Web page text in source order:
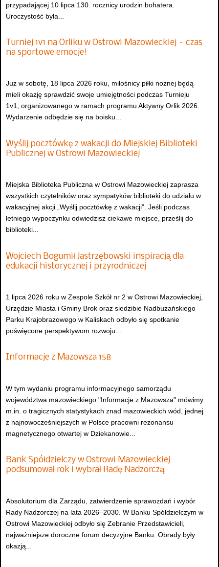
przypadającej 10 lipca 130. rocznicy urodzin bohatera.
Uroczystość była...
Turniej 1v1 na Orliku w Ostrowi Mazowieckiej – czas
na sportowe emocje!
Już w sobotę, 18 lipca 2026 roku, miłośnicy piłki nożnej będą
mieli okazję sprawdzić swoje umiejętności podczas Turnieju
1v1, organizowanego w ramach programu Aktywny Orlik 2026.
Wydarzenie odbędzie się na boisku...
Wyślij pocztówkę z wakacji do Miejskiej Biblioteki
Publicznej w Ostrowi Mazowieckiej
Miejska Biblioteka Publiczna w Ostrowi Mazowieckiej zaprasza
wszystkich czytelników oraz sympatyków biblioteki do udziału w
wakacyjnej akcji „Wyślij pocztówkę z wakacji”. Jeśli podczas
letniego wypoczynku odwiedzisz ciekawe miejsce, prześlij do
biblioteki...
Wojciech Bogumił Jastrzębowski inspiracją dla
edukacji historycznej i przyrodniczej
1 lipca 2026 roku w Zespole Szkół nr 2 w Ostrowi Mazowieckiej,
Urzędzie Miasta i Gminy Brok oraz siedzibie Nadbużańskiego
Parku Krajobrazowego w Kaliskach odbyło się spotkanie
poświęcone perspektywom rozwoju...
Informacje z Mazowsza 158
W tym wydaniu programu informacyjnego samorządu
województwa mazowieckiego "Informacje z Mazowsza" mówimy
m.in. o tragicznych statystykach znad mazowieckich wód, jednej
z najnowocześniejszych w Polsce pracowni rezonansu
magnetycznego otwartej w Dziekanowie...
Bank Spółdzielczy w Ostrowi Mazowieckiej
podsumował rok i wybrał Radę Nadzorczą
Absolutorium dla Zarządu, zatwierdzenie sprawozdań i wybór
Rady Nadzorczej na lata 2026–2030. W Banku Spółdzielczym w
Ostrowi Mazowieckiej odbyło się Zebranie Przedstawicieli,
najważniejsze doroczne forum decyzyjne Banku. Obrady były
okazją...